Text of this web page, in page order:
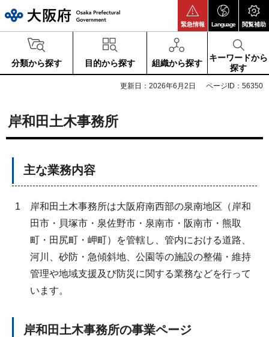
緊急情報 Language 閲覧補助
分類から探す 目的から探す 組織から探す
キーワードから
探す
更新日：2026年6月2日 ページID：56350
岸和田土木事務所
主な業務内容
1
岸和田土木事務所は大阪府南西部の泉南地区（岸和
田市・貝塚市・泉佐野市・泉南市・阪南市・熊取
町・田尻町・岬町）を管轄し、管内における道路、
河川、砂防・急傾斜地、公園等の施設の整備・維持
管理や地域支援及び防災に関する業務などを行って
います。
岸和田土木事務所の事業ページ